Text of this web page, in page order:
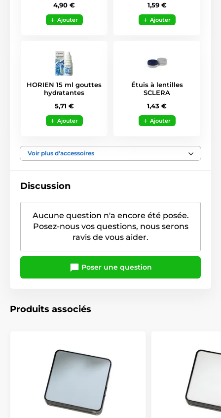
4,90 €
Ajouter
1,59 €
Ajouter
HORIEN 15 ml gouttes
hydratantes
5,71 €
Ajouter
Étuis à lentilles
SCLERA
1,43 €
Ajouter
Voir plus d'accessoires
Discussion
Aucune question n'a encore été posée.
Posez-nous vos questions, nous serons
ravis de vous aider.
Poser une question
Produits associés